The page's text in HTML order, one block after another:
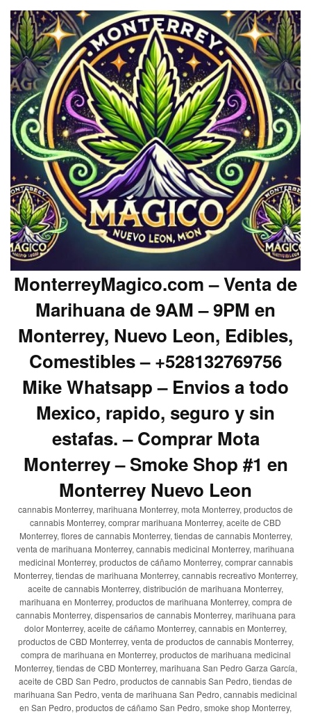
MonterreyMagico.com – Venta de
Marihuana de 9AM – 9PM en
Monterrey, Nuevo Leon, Edibles,
Comestibles – +528132769756
Mike Whatsapp – Envios a todo
Mexico, rapido, seguro y sin
estafas. – Comprar Mota
Monterrey – Smoke Shop #1 en
Monterrey Nuevo Leon
cannabis Monterrey, marihuana Monterrey, mota Monterrey, productos de
cannabis Monterrey, comprar marihuana Monterrey, aceite de CBD
Monterrey, flores de cannabis Monterrey, tiendas de cannabis Monterrey,
venta de marihuana Monterrey, cannabis medicinal Monterrey, marihuana
medicinal Monterrey, productos de cáñamo Monterrey, comprar cannabis
Monterrey, tiendas de marihuana Monterrey, cannabis recreativo Monterrey,
aceite de cannabis Monterrey, distribución de marihuana Monterrey,
marihuana en Monterrey, productos de marihuana Monterrey, compra de
cannabis Monterrey, dispensarios de cannabis Monterrey, marihuana para
dolor Monterrey, aceite de cáñamo Monterrey, cannabis en Monterrey,
productos de CBD Monterrey, venta de productos de cannabis Monterrey,
compra de marihuana en Monterrey, productos de marihuana medicinal
Monterrey, tiendas de CBD Monterrey, marihuana San Pedro Garza García,
aceite de CBD San Pedro, productos de cannabis San Pedro, tiendas de
marihuana San Pedro, venta de marihuana San Pedro, cannabis medicinal
en San Pedro, productos de cáñamo San Pedro, smoke shop Monterrey,